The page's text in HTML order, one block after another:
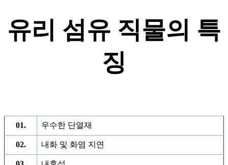
유리 섬유 직물의 특
징
01. 우수한 단열재
02. 내화 및 화염 지연